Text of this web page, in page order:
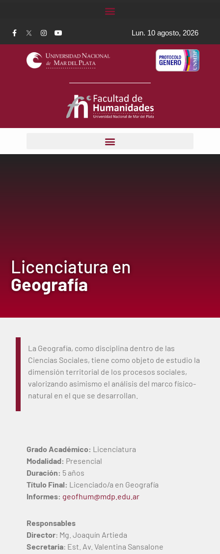
Lun. 10 agosto, 2026
Licenciatura en
Geografía
La Geografía, como disciplina dentro de las
Ciencias Sociales, tiene como objeto de estudio la
dimensión territorial de los procesos sociales,
valorizando asimismo el análisis del marco físico-
natural en el que se desarrollan.
Grado Académico: Licenciatura
Modalidad: Presencial
Duración: 5 años
Título Final: Licenciado/a en Geografía
Informes: geofhum@mdp.edu.ar
Responsables
Director: Mg. Joaquín Artieda
Secretaria: Est. Av. Valentina Sansalone